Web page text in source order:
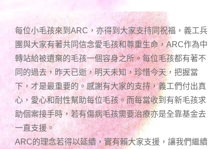
每位小毛孩來到ARC，亦得到大家支持同祝福，義工兵
團與大家有著共同信念愛毛孩和尊重生命，ARC作為中
轉站給被遺棄的毛孩一個容身之所。每位毛孩都有著不
同的過去，昨天已逝，明天未知，珍惜今天，把握當
下，才是最重要的。感謝有大家的支持，義工們付出真
心，愛心和耐性幫助每位毛孩。而每當收到有新毛孩求
助個案接手時，若有傷病毛孩需要治療亦是全靠基金去
一直支援。
ARC的理念若得以延續，實有賴大家支援，讓我們繼續